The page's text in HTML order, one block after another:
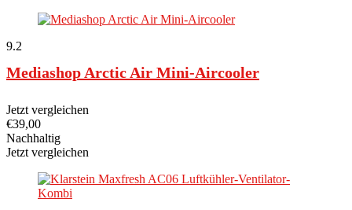
9.2
Mediashop Arctic Air Mini-Aircooler
Jetzt vergleichen
€39,00
Nachhaltig
Jetzt vergleichen